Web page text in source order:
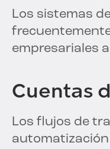
Los sistemas
empresariales
Cuentas
Los flujos de